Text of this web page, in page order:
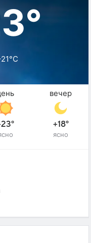
вечер
+18°
ясно